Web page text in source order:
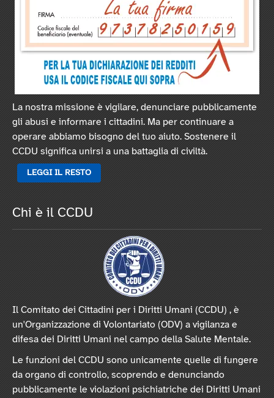
La nostra missione è vigilare, denunciare pubblicamente
gli abusi e informare i cittadini. Ma per continuare a
operare abbiamo bisogno del tuo aiuto. Sostenere il
CCDU significa unirsi a una battaglia di civiltà.
LEGGI IL RESTO
Chi è il CCDU
Il Comitato dei Cittadini per i Diritti Umani (CCDU) , è
un'Organizzazione di Volontariato (ODV) a vigilanza e
difesa dei Diritti Umani nel campo della Salute Mentale.
Le funzioni del CCDU sono unicamente quelle di fungere
da organo di controllo, scoprendo e denunciando
pubblicamente le violazioni psichiatriche dei Diritti Umani